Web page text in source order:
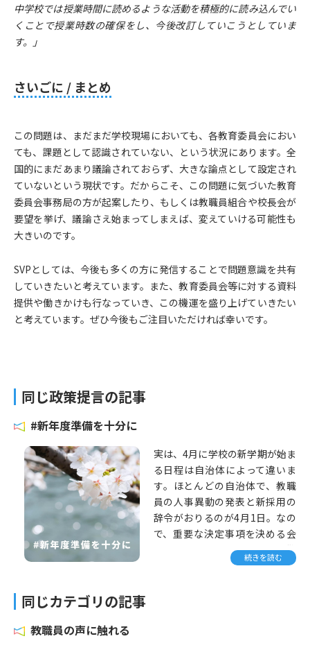
中学校では授業時間に読めるような活動を積極的に読み込んでい
くことで授業時数の確保をし、今後改訂していこうとしていま
す。」
さいごに / まとめ
この問題は、まだまだ学校現場においても、各教育委員会におい
ても、課題として認識されていない、という状況にあります。全
国的にまだあまり議論されておらず、大きな論点として設定され
ていないという現状です。だからこそ、この問題に気づいた教育
委員会事務局の方が起案したり、もしくは教職員組合や校長会が
要望を挙げ、議論さえ始まってしまえば、変えていける可能性も
大きいのです。
SVPとしては、今後も多くの方に発信することで問題意識を共有
していきたいと考えています。また、教育委員会等に対する資料
提供や働きかけも行なっていき、この機運を盛り上げていきたい
と考えています。ぜひ今後もご注目いただければ幸いです。
同じ政策提言の記事
#新年度準備を十分に
実は、4月に学校の新学期が始ま
る日程は自治体によって違いま
す。ほとんどの自治体で、教職
員の人事異動の発表と新採用の
辞令がおりるのが4月1日。なの
で、重要な決定事項を決める会
議は4月に入ってからでないと難
しい。つまり、新年度のための
続きを読む
同じカテゴリの記事
教職員の声に触れる